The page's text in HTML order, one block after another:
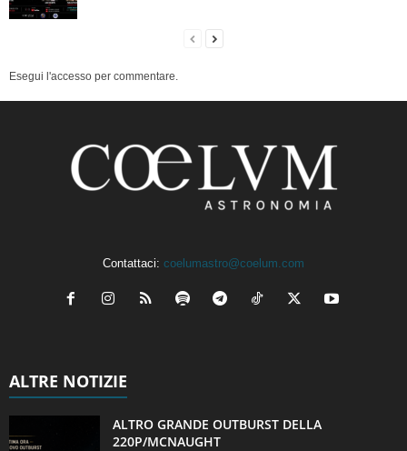
Esegui l'accesso per commentare.
Contattaci: coelumastro@coelum.com
ALTRE NOTIZIE
ALTRO GRANDE OUTBURST DELLA
220P/MCNAUGHT